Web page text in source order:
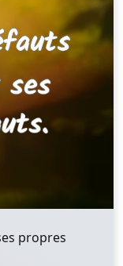
propres